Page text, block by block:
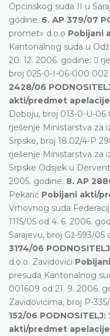
Općinskog suda II u
godine. 6. AP 379/07
promet» d.o.o Pobijani
Kantonalnog suda u
20. 12. 2006. godine; 
broj 025-0-I-06-000 002
2428/06
akti/predmet
Doboju, broj 013-0-U-
rješenje Ministarstva za
Srpske, broj 18.02/4-P
rješenje Ministarstva za
Srpske Odsjek u
2005. godine. 8. AP
Pekarić Pobijani akti/
Vrhovnog suda
1115/05 od 4. 6. 2006.
Sarajevu, broj Gž-593/05
3174/06
d.o.o. Zavidovići
presuda Kantonalnog
001609 od 21. 9. 2006.
Zavidovićima, broj P-
152/06 PODNOSITELJ:
akti/predmet